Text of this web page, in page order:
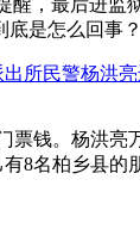
是怎么回事
所民警杨洪
钱。杨洪亮
8名柏乡县